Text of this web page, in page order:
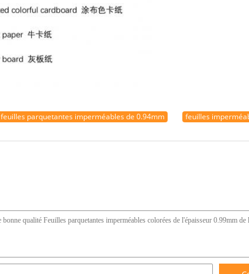
feuilles parquetantes imperméables de 0.94mm feuilles